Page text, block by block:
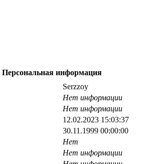
Персональная информация
Serzzoy
Нет информации
Нет информации
12.02.2023 15:03:37
30.11.1999 00:00:00
Нет
Нет информации